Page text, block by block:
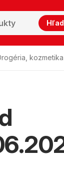
kozmetika